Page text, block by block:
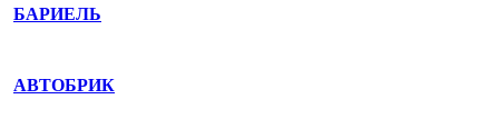
БАРИЕЛЬ
АВТОБРИК